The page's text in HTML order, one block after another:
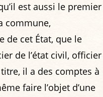
est aussi le premier
commune,
de cet État, que le
de l’état civil, officier
il a des comptes à
faire l’objet d’une